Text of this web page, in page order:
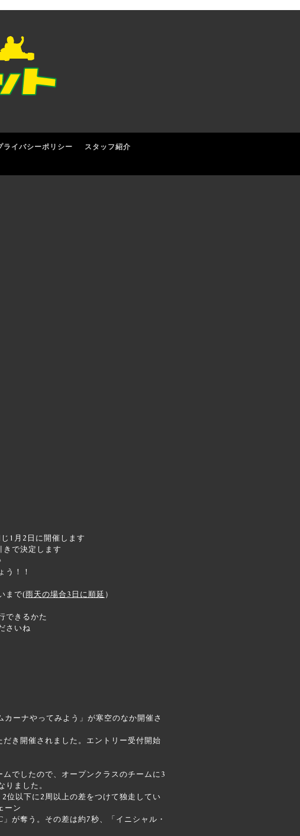
ライバシーポリシー
スタッフ紹介
1月2日に開催します
で決定します
う！！
まで(雨天の場合3日に順延 ）
できるかた
さいね
ーナやってみよう」が寒空のなか開催さ
き開催されました。エントリー受付開始
でしたので、オープンクラスのチームに3
ました。
位以下に2周以上の差をつけて独走してい
ーン
が奪う。その差は約7秒、「イニシャル・